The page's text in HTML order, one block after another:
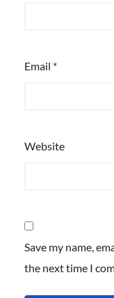
Email *
Website
Save my name,
the next time I